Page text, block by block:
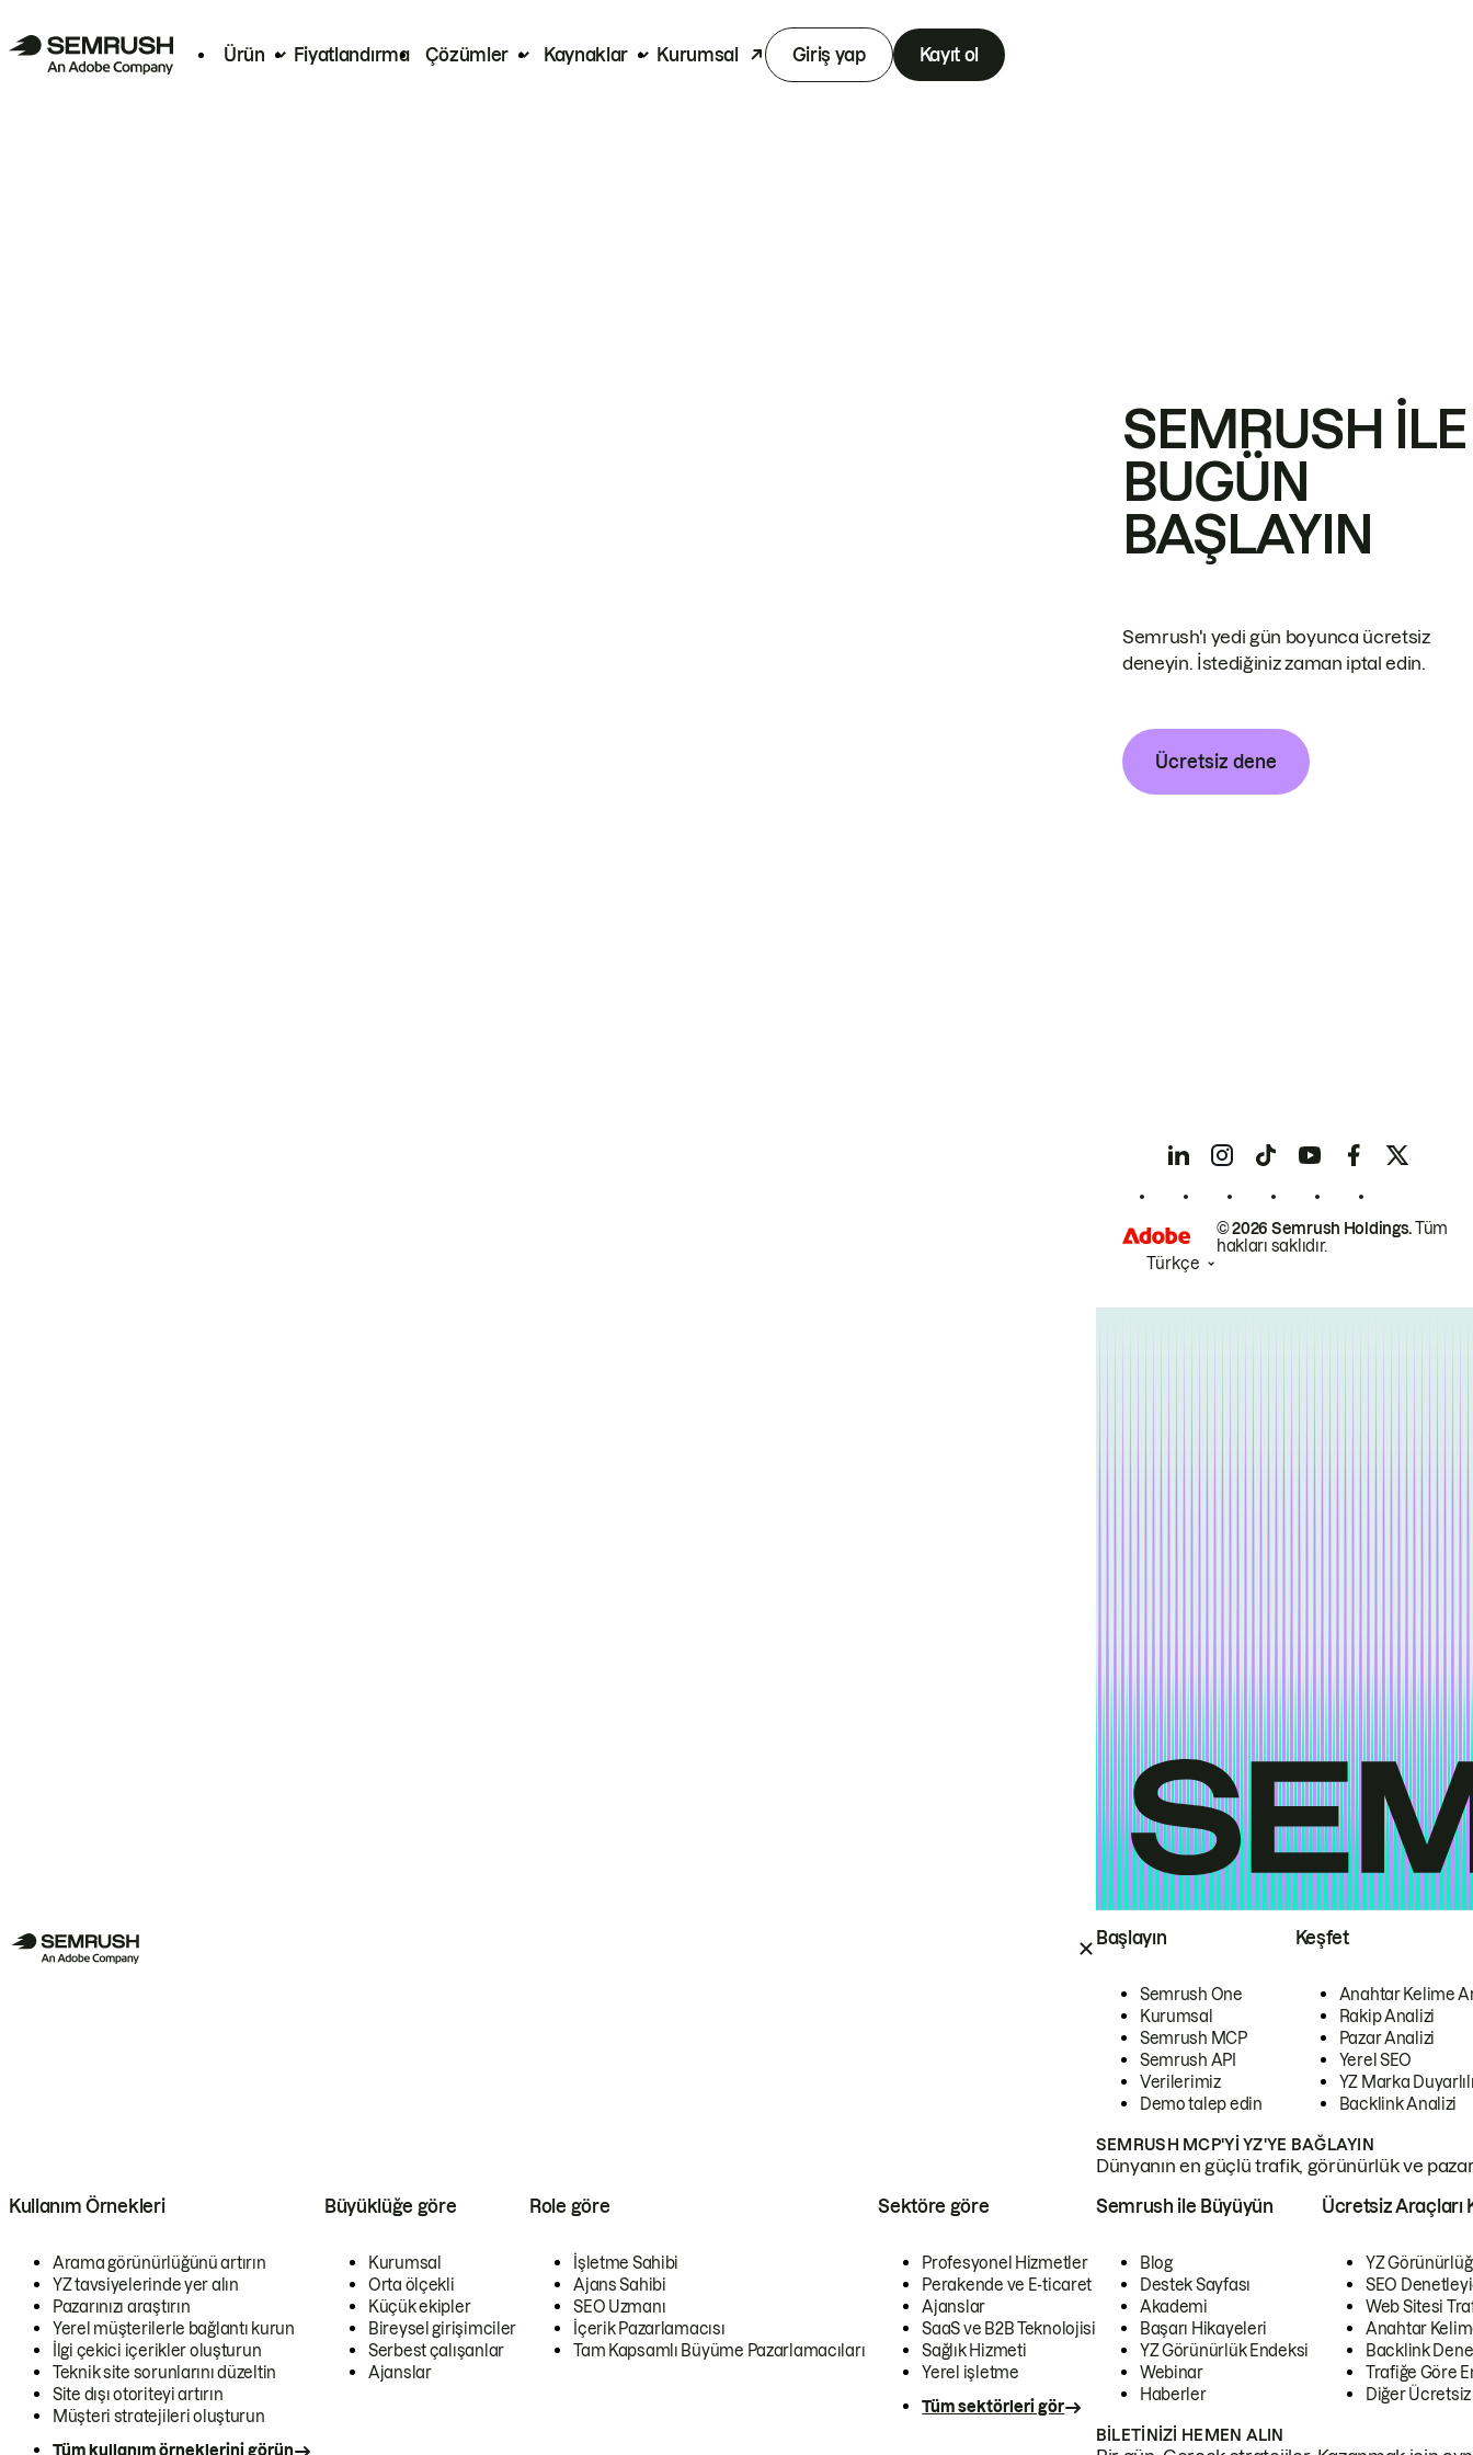
Ürün Fiyatlandırma Çözümler Kaynaklar Kurumsal Giriş yap Kayıt ol
Başlayın
Semrush One
Kurumsal
Semrush MCP
Semrush API
Verilerimiz
Demo talep edin
Keşfet
Anahtar Kelime
Rakip Analizi
Pazar Analizi
Yerel SEO
YZ Marka
Backlink Analizi
SEMRUSH MCP'YI YZ'YE BAĞLAYIN
Dünyanın en güçlü trafik, görünürlük ve
Kullanım Örnekleri
Arama görünürlüğünü artırın
YZ tavsiyelerinde yer alın
Pazarınızı araştırın
Yerel müşterilerle bağlantı kurun
İlgi çekici içerikler oluşturun
Teknik site sorunlarını düzeltin
Site dışı otoriteyi artırın
Müşteri stratejileri oluşturun
Tüm kullanım örneklerini görün
Büyüklüğe göre
Kurumsal
Orta ölçekli
Küçük ekipler
Bireysel girişimciler
Serbest çalışanlar
Ajanslar
Role göre
İşletme Sahibi
Ajans Sahibi
SEO Uzmanı
İçerik Pazarlamacısı
Tam Kapsamlı Büyüme Pazarlamacıları
Sektöre göre
Profesyonel Hizmetler
Perakende ve E-ticaret
Ajanslar
SaaS ve B2B Teknolojisi
Sağlık Hizmeti
Yerel işletme
Tüm sektörleri gör
Semrush ile Büyüyün
Blog
Destek Sayfası
Akademi
Başarı Hikayeleri
YZ Görünürlük Endeksi
Webinar
Haberler
Ücretsiz Araçları
YZ
SEO
Web Sitesi
Anahtar
Backlink
Trafiğe Göre
Diğer
BILETINIZI HEMEN ALIN
SEMRUSH ILE
BUGÜN
BAŞLAYIN
Semrush'ı yedi gün boyunca ücretsiz
deneyin. İstediğiniz zaman iptal edin.
Ücretsiz dene
© 2026 Semrush Holdings.Tüm
hakları saklıdır.
Türkçe